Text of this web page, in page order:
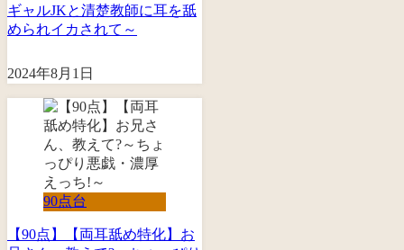
ギャルJKと清楚教師に耳を舐
められイカされて～
2024年8月1日
90点台
【90点】【両耳舐め特化】お